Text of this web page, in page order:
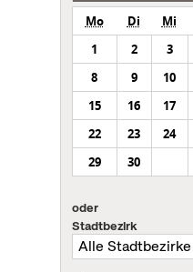
Mo Di Mi
1
2 3
8
9 10
15
16 17
22
23 24
29
30
oder
Stadtbezirk